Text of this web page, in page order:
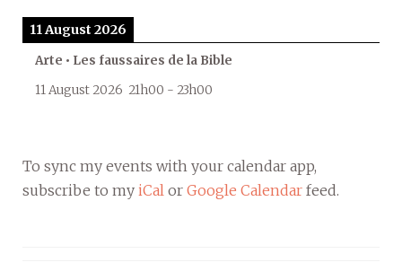
11 August 2026
Arte • Les faussaires de la Bible
11 August 2026 21h00 - 23h00
To sync my events with your calendar app,
subscribe to my iCal or Google Calendar feed.